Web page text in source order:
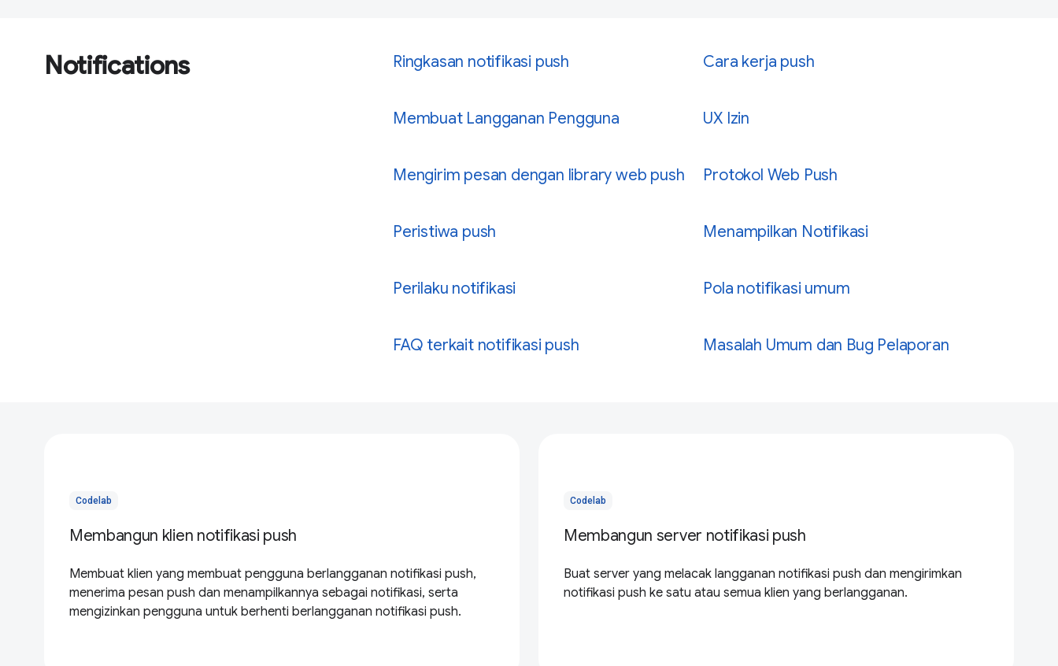
Notifications Ringkasan notifikasi push Cara kerja push
Membuat Langganan Pengguna UX Izin
Mengirim pesan dengan library web push Protokol Web Push
Peristiwa push Menampilkan Notifikasi
Perilaku notifikasi Pola notifikasi umum
FAQ terkait notifikasi push Masalah Umum dan Bug Pelaporan
Codelab
Membangun klien notifikasi push
Membuat klien yang membuat pengguna berlangganan notifikasi push,
menerima pesan push dan menampilkannya sebagai notifikasi, serta
mengizinkan pengguna untuk berhenti berlangganan notifikasi push.
Codelab
Membangun server notifikasi push
Buat server yang melacak langganan notifikasi push dan mengirimkan
notifikasi push ke satu atau semua klien yang berlangganan.